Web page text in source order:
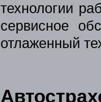
технологии
сервисное
отлаженный